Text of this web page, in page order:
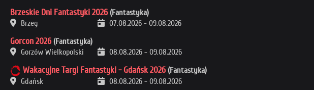
Brzeskie Dni Fantastyki 2026 (Fantastyka)
Brzeg
07.08.2026 - 09.08.2026
Gorcon 2026 (Fantastyka)
Gorzów Wielkopolski
08.08.2026 - 09.08.2026
Wakacyjne Targi Fantastyki - Gdańsk 2026 (Fantastyka)
Gdańsk
08.08.2026 - 09.08.2026